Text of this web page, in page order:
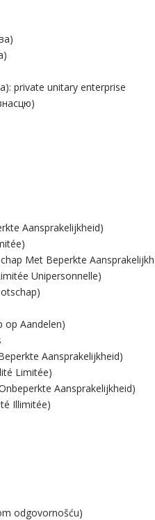
private unitary enterprise
Aansprakelijkheid)
Met Beperkte
Unipersonnelle)
op Aandelen)
Aansprakelijkheid)
Limitée)
Aansprakelijkheid)
Illimitée)
odgovornošću)